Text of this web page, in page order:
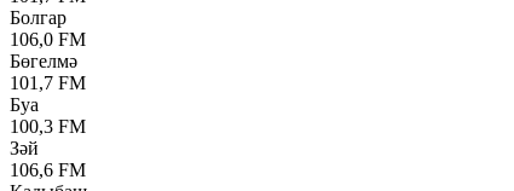
Болгар
106,0 FM
Бөгелмә
101,7 FM
Буа
100,3 FM
Зәй
106,6 FM